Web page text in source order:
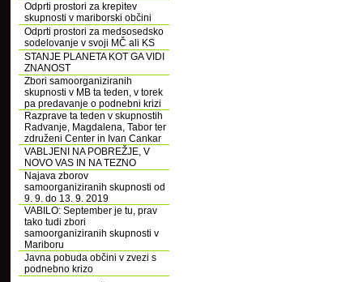
Odprti prostori za krepitev
skupnosti v mariborski občini
Odprti prostori za medsosedsko
sodelovanje v svoji MČ ali KS
STANJE PLANETA KOT GA VIDI
ZNANOST
Zbori samoorganiziranih
skupnosti v MB ta teden, v torek
pa predavanje o podnebni krizi
Razprave ta teden v skupnostih
Radvanje, Magdalena, Tabor ter
združeni Center in Ivan Cankar
VABLJENI NA POBREŽJE, V
NOVO VAS IN NA TEZNO
Najava zborov
samoorganiziranih skupnosti od
9. 9. do 13. 9. 2019
VABILO: September je tu, prav
tako tudi zbori
samoorganiziranih skupnosti v
Mariboru
Javna pobuda občini v zvezi s
podnebno krizo